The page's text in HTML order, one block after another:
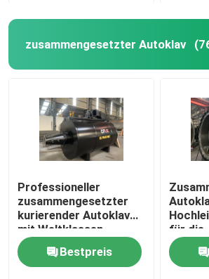
zusammengesetzter Autoklav
Professioneller
zusammengesetzter
kurierender Autoklav
mit Weltklassen-
Technik und
einzigartigem
Systemdesign
Bestpreis
für die